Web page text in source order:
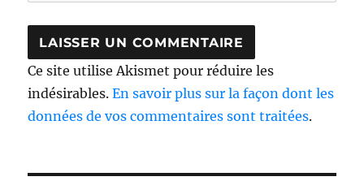
Ce site utilise Akismet pour réduire les
indésirables.En savoir plus sur la façon dont les
données de vos commentaires sont traitées.